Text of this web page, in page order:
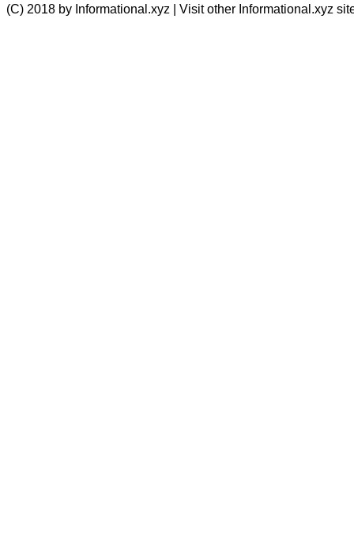
(C) 2018 by Informational.xyz | Visit other Informational.xyz